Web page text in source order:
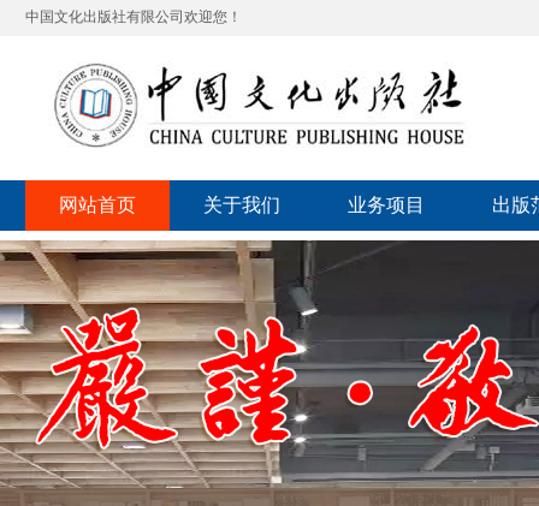
中国文化出版社有限公司欢迎您！
网站首页 关于我们 业务项目 出版